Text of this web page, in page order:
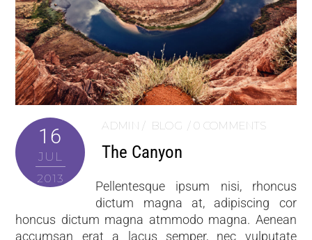
16
JUL
2013
ADMIN BLOG 0 COMMENTS
The Canyon
Pellentesque ipsum nisi, rhoncus
dictum magna at, adipiscing cor
honcus dictum magna atmmodo magna. Aenean
accumsan erat a lacus semper, nec vulputate